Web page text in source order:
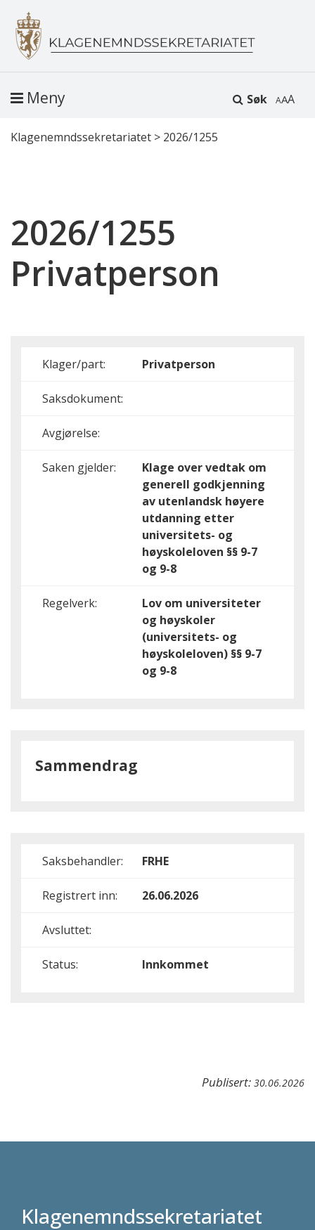
Søk A
Meny
Klagenemndssekretariatet > 2026/1255
2026/1255
Privatperson
Klager/part: Privatperson
Saksdokument:
Avgjørelse:
Saken gjelder:
Klage over vedtak om
generell godkjenning
av utenlandsk høyere
utdanning etter
universitets- og
høyskoleloven §§ 9-7
og 9-8
Regelverk:
Lov om universiteter
og høyskoler
(universitets- og
høyskoleloven) §§ 9-7
og 9-8
Sammendrag
Saksbehandler: FRHE
Registrert inn: 26.06.2026
Avsluttet:
Status: Innkommet
Publisert: 30.06.2026
Klagenemndssekretariatet